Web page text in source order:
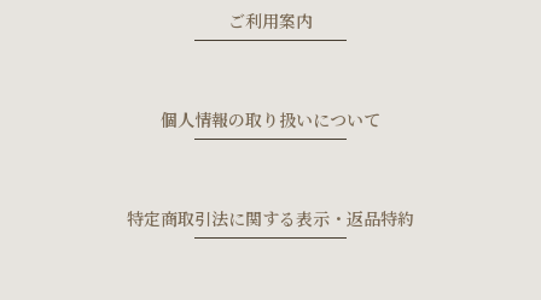
ご利用案内
個人情報の取り扱いについて
特定商取引法に関する表示・返品特約